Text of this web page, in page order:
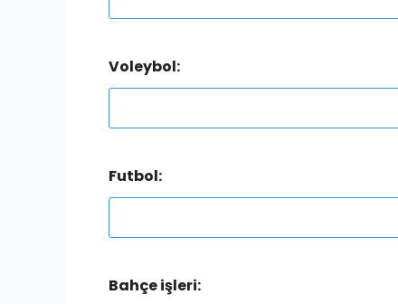
Voleybol:
Futbol:
Bahçe işleri: